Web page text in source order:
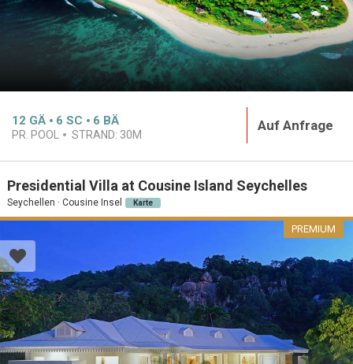
12 GÄ 6 SC 6 BÄ
PR. POOL STRAND: 30M
Auf Anfrage
Presidential Villa at Cousine Island Seychelles
Seychellen · Cousine Insel Karte
PREMIUM